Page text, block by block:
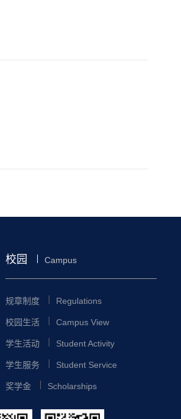
校园 Campus
规章制度 Regulations
校园生活 Campus View
学生活动 Student Activity
学生服务 Student Service
奖学金 Scholarships